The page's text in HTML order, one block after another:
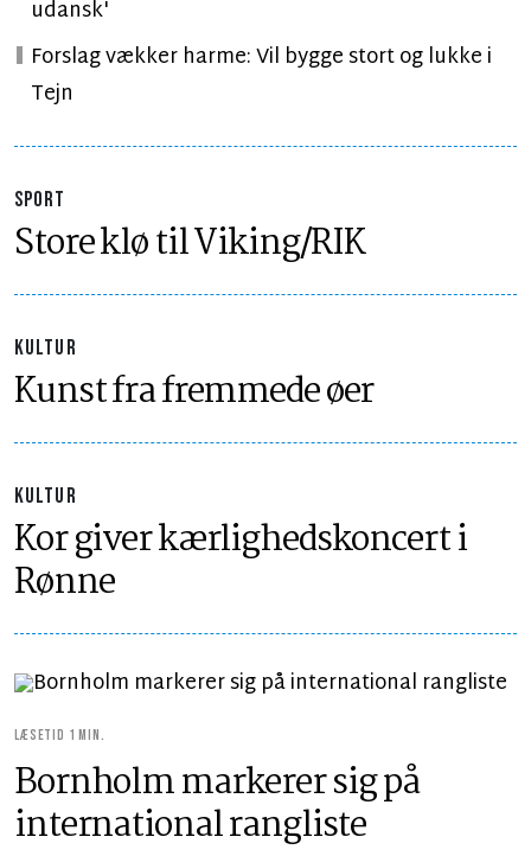
udansk'
Forslag vækker harme: Vil bygge stort og lukke i
Tejn
SPORT
Store klø til Viking/RIK
KULTUR
Kunst fra fremmede øer
KULTUR
Kor giver kærlighedskoncert i
Rønne
LÆSETID 1 MIN.
Bornholm markerer sig på
international rangliste